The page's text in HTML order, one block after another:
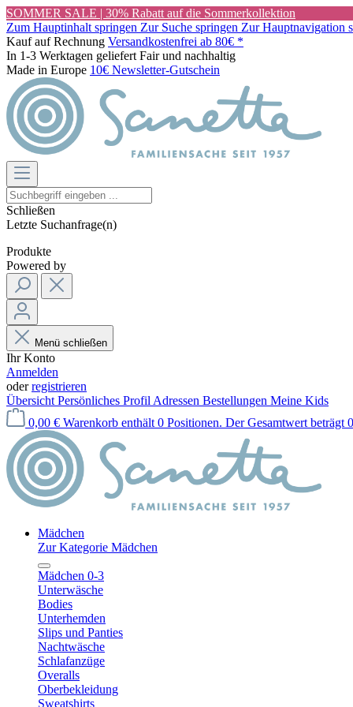
SOMMER SALE | 30% Rabatt auf die Sommerkollektion
Zum Hauptinhalt springen Zur Suche springen Zur Hauptnavigation
Kauf auf Rechnung Versandkostenfrei ab 80€ *
In 1-3 Werktagen geliefert Fair und nachhaltig
Made in Europe 10€ Newsletter-Gutschein
Schließen
Letzte Suchanfrage(n)
Produkte
Powered by
Menü schließen
Ihr Konto
Anmelden
oderregistrieren
Übersicht Persönliches Profil Adressen Bestellungen Meine Kids
0,00 € Warenkorb enthält 0 Positionen. Der Gesamtwert beträgt
Mädchen
Zur Kategorie Mädchen
Mädchen 0-3
Unterwäsche
Bodies
Unterhemden
Slips und Panties
Nachtwäsche
Schlafanzüge
Overalls
Oberbekleidung
Sweatshirts